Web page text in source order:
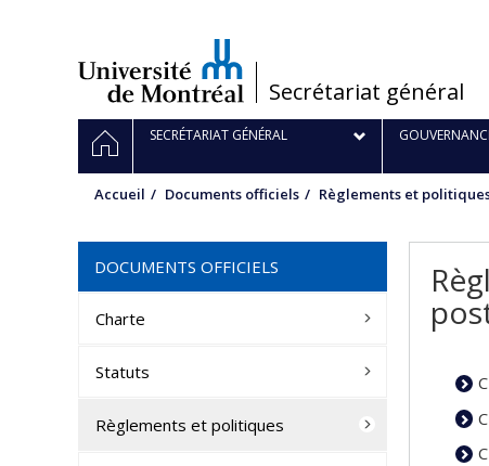
/
Secrétariat général
Navigation
principale
ACCUEILSECRÉTARIAT GÉNÉRAL
Accueil Documents officiels Règlements et
DOCUMENTS OFFICIELS
Charte
Statuts
Règlements et politiques